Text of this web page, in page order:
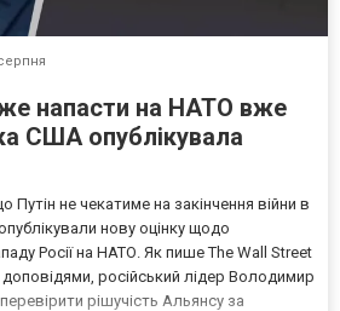
напасти на НАТО вже
США опублікувала
не чекатиме на закінчення війни в
нову оцінку щодо
Росії на НАТО. Як пише The Wall Street
російський лідер Володимир
рішучість Альянсу за